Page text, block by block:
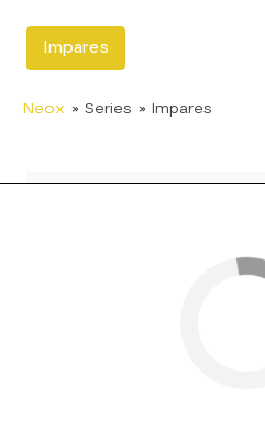
Impares
Neox » Series » Impares